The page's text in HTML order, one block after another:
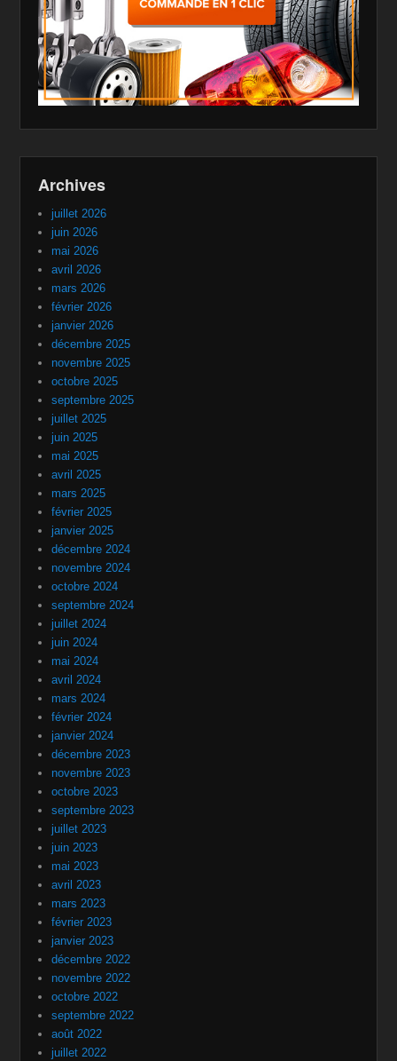
Archives
juillet 2026
juin 2026
mai 2026
avril 2026
mars 2026
février 2026
janvier 2026
décembre 2025
novembre 2025
octobre 2025
septembre 2025
juillet 2025
juin 2025
mai 2025
avril 2025
mars 2025
février 2025
janvier 2025
décembre 2024
novembre 2024
octobre 2024
septembre 2024
juillet 2024
juin 2024
mai 2024
avril 2024
mars 2024
février 2024
janvier 2024
décembre 2023
novembre 2023
octobre 2023
septembre 2023
juillet 2023
juin 2023
mai 2023
avril 2023
mars 2023
février 2023
janvier 2023
décembre 2022
novembre 2022
octobre 2022
septembre 2022
août 2022
juillet 2022